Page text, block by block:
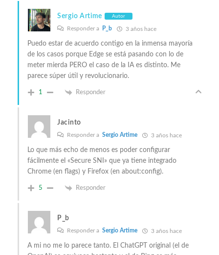
Sergio Artime Autor
Responder a P_b 3 años hace
Puedo estar de acuerdo contigo en la inmensa mayoría
de los casos porque Edge se está pasando con lo de
meter mierda PERO el caso de la IA es distinto. Me
parece súper útil y revolucionario.
1 Responder
Jacinto
Responder a Sergio Artime 3 años hace
Lo que más echo de menos es poder configurar
fácilmente el «Secure SNI» que ya tiene integrado
Chrome (en flags) y Firefox (en about:config).
5 Responder
P_b
Responder a Sergio Artime 3 años hace
A mi no me lo parece tanto. El ChatGPT original (el de